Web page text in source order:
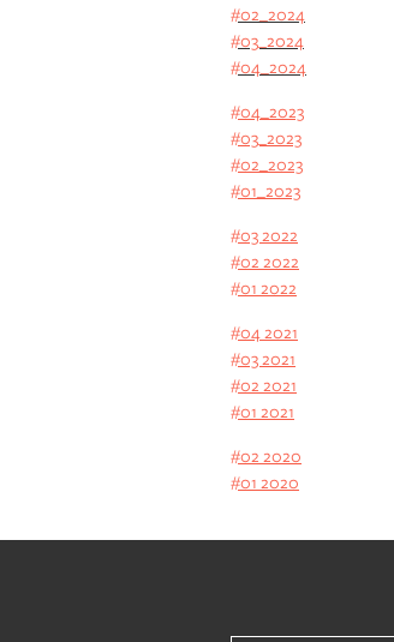
#02_2024
#03_2024
#04_2024
#04_2023
#03_2023
#02_2023
#01_2023
#03 2022
#02 2022
#01 2022
#04 2021
#03 2021
#02 2021
#01 2021
#02 2020
#01 2020